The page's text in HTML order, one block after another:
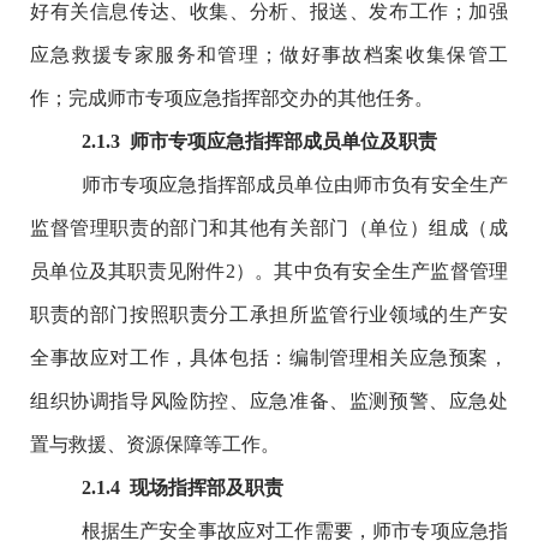
好有关信息传达、收集、分析、报送、发布工作；加强
应急救援专家服务和管理；做好事故档案收集保管工
作；完成师市专项应急指挥部交办的其他任务。
2.1.3 师市专项应急指挥部成员单位及职责
师市专项应急指挥部成员单位由师市负有安全生产
监督管理职责的部门和其他有关部门（单位）组成（ 成
员单位及其职责见附件2）。其中负有安全生产监督管理
职责的部门按照职责分工承担所监管行业领域的生产安
全事故应对工作，具体包括：编制管理相关应急预案，
组织协调指导风险防控、应急准备、监测预警、应急处
置与救援、资源保障等工作。
2.1.4 现场指挥部及职责
根据生产安全事故应对工作需要，师市专项应急指